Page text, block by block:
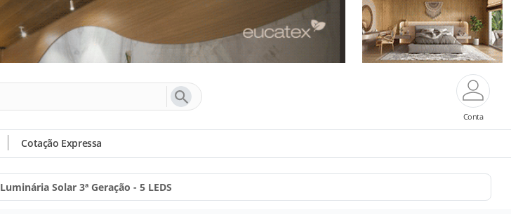
Conta
Cotação Expressa
Luminária Solar 3ª Geração - 5 LEDS